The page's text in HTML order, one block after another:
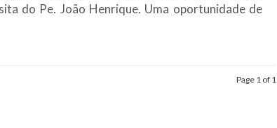
do Pe. João Henrique. Uma oportunidade de
Page 1 of 1